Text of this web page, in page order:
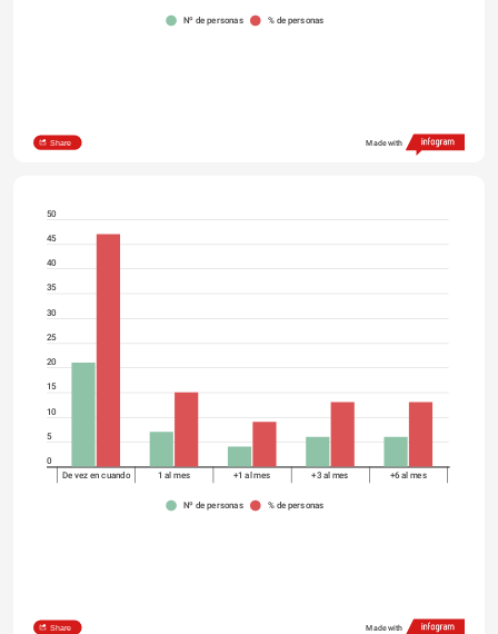
Nº de personas % de personas
Share Made with
50
45
40
35
30
25
20
15
10
5
0
De vez en cuando 1 al mes +1 al mes +3 al mes +6 al mes
Nº de personas % de personas
Share Made with